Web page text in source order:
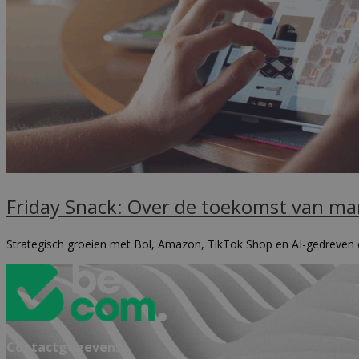
Friday Snack: Over de toekomst van
Strategisch groeien met Bol, Amazon, TikTok Shop en AI-
Contactgegevens